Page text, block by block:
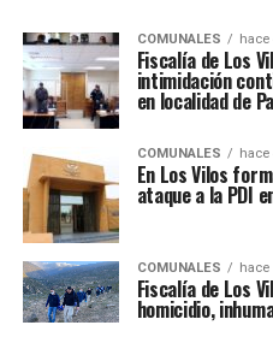
COMUNALES hace
Fiscalía de Los
intimidación
en localidad de
COMUNALES hace
En Los Vilos
ataque a la PDI
COMUNALES hace
Fiscalía de Los
homicidio,